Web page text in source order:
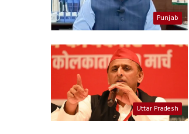
Punjab
Uttar Pradesh